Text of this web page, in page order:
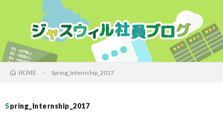
HOME Spring_Internship_2017
Spring_Internship_2017